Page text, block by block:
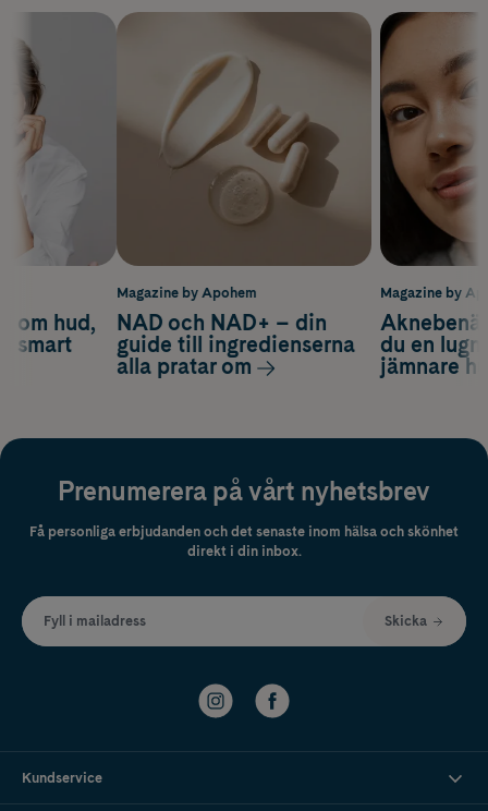
Magazine by
du en
jämnare
om hud,
smart
Magazine by Apohem
NAD och NAD+ – din
guide till ingredienserna
alla pratar om
Prenumerera på vårt nyhetsbrev
Få personliga erbjudanden och det senaste inom hälsa och skönhet
direkt i din inbox.
Fyll i mailadress Skicka
Kundservice